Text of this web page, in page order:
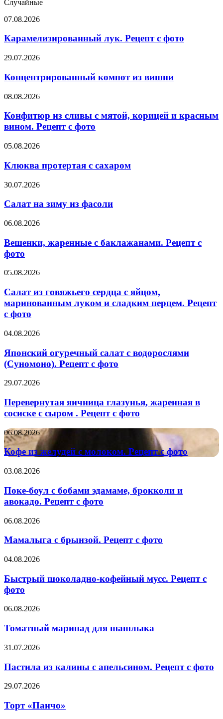
почту
Случайные
Карамелизированный
Рецепт
фото
07.08.2026
Карамелизированный лук. Рецепт с фото
Концентрированный
из
вишни
29.07.2026
Концентрированный компот из вишни
Конфитюр
сливы
мятой,
и
вином.
с
08.08.2026
Конфитюр из сливы с мятой, корицей и красным
вином. Рецепт с фото
Клюква
с
сахаром
05.08.2026
Клюква протертая с сахаром
Салат
зиму
фасоли
30.07.2026
Салат на зиму из фасоли
Вешенки,
с
баклажанами.
Рецепт
фото
06.08.2026
Вешенки, жаренные с баклажанами. Рецепт с
фото
Салат
говяжьего
сердца
с
яйцом,
луком
сладким
перцем.
Рецепт
с
05.08.2026
Салат из говяжьего сердца с яйцом,
маринованным луком и сладким перцем. Рецепт
с фото
Японский
салат
с
водорослями
Рецепт
фото
04.08.2026
Японский огуречный салат с водорослями
(Суномоно). Рецепт с фото
Перевернутая
глазунья,
жаренная
в
сосиске
с
сыром
.
с
29.07.2026
Перевернутая яичница глазунья, жаренная в
сосиске с сыром . Рецепт с фото
Кофе
из
желудей
молоком.
с
фото
06.08.2026
Кофе из желудей с молоком. Рецепт с фото
Поке-
с
бобами
эдамаме,
и
Рецепт
фото
03.08.2026
Поке-боул с бобами эдамаме, брокколи и
авокадо. Рецепт с фото
Мамалыга
брынзой.
с
06.08.2026
Мамалыга с брынзой. Рецепт с фото
Быстрый
кофейный
мусс.
Рецепт
фото
04.08.2026
Быстрый шоколадно-кофейный мусс. Рецепт с
фото
Томатный
для
шашлыка
06.08.2026
Томатный маринад для шашлыка
Пастила
калины
с
апельсином.
с
фото
31.07.2026
Пастила из калины с апельсином. Рецепт с фото
Торт
29.07.2026
Торт «Панчо»